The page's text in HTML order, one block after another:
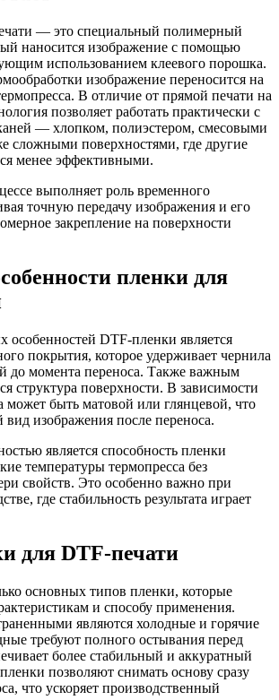
— это специальный полимерный
наносится изображение с помощью
использованием клеевого порошка.
изображение переносится на
В отличие от прямой печати на
позволяет работать практически с
— хлопком, полиэстером, смесовыми
сложными поверхностями, где другие
менее эффективными.
выполняет роль временного
точную передачу изображения и его
закрепление на поверхности
пленки для
DTF-пленки является
покрытия, которое удерживает чернила
до момента переноса. Также важным
структура поверхности. В зависимости
может быть матовой или глянцевой, что
изображения после переноса.
является способность пленки
температуры термопресса без
свойств. Это особенно важно при
где стабильность результата играет
для DTF-печати
основных типов пленки, которые
и способу применения.
являются холодные и горячие
требуют полного остывания перед
более стабильный и аккуратный
пленки позволяют снимать основу сразу
что ускоряет производственный